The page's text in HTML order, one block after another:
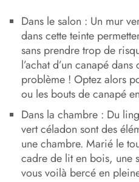
Dans le salon : Un mur
dans cette teinte
sans prendre trop de
l’achat d’un canapé
problème ! Optez alors
ou les bouts de canapé
Dans la chambre : Du
vert céladon sont des
une chambre. Marié le
cadre de lit en bois, une
vous voilà bercé en